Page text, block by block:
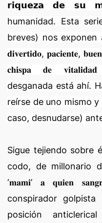
𝗿𝗶𝗾𝘂𝗲𝘇𝗮 𝗱𝗲 𝘀𝘂
humanidad. Esta
breves) nos exponen a
𝐝𝐢𝐯𝐞𝐫𝐭𝐢𝐝𝐨, 𝐩𝐚𝐜𝐢𝐞𝐧𝐭𝐞,
𝐜𝐡𝐢𝐬𝐩𝐚 𝐝𝐞
desganada está ahí.
reírse de uno mismo
caso, desnudarse)
Sigue tejiendo sobre
codo, de millonario
‘𝐦𝐚𝐦𝐢’ 𝐚 𝐪𝐮𝐢𝐞𝐧
conspirador
posición